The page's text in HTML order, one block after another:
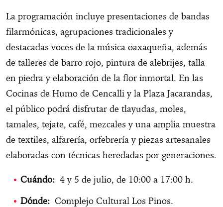
La programación incluye presentaciones de bandas
filarmónicas, agrupaciones tradicionales y
destacadas voces de la música oaxaqueña, además
de talleres de barro rojo, pintura de alebrijes, talla
en piedra y elaboración de la flor inmortal. En las
Cocinas de Humo de Cencalli y la Plaza Jacarandas,
el público podrá disfrutar de tlayudas, moles,
tamales, tejate, café, mezcales y una amplia muestra
de textiles, alfarería, orfebrería y piezas artesanales
elaboradas con técnicas heredadas por generaciones.
Cuándo: 4 y 5 de julio, de 10:00 a 17:00 h.
Dónde: Complejo Cultural Los Pinos.